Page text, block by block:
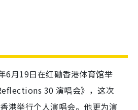
6月19日在红磡香港体育馆举
30 演唱会》，这次
港举行个人演唱会。他更为演